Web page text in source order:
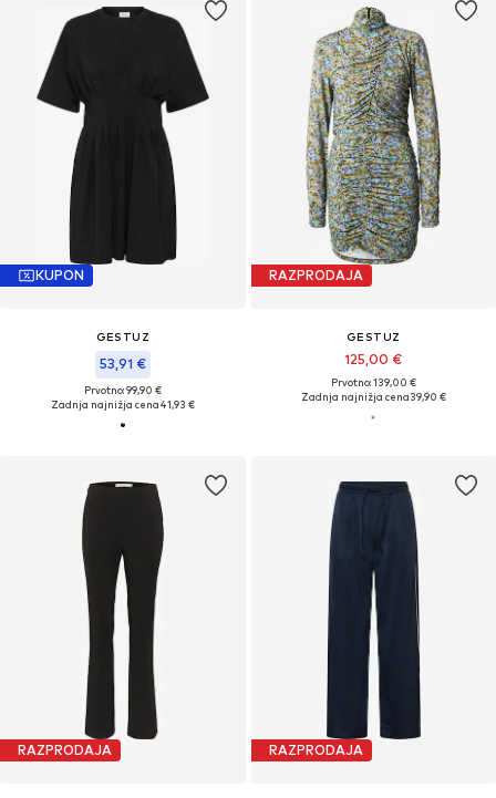
KUPON
GESTUZ
53,91 €
Prvotno: 99,90 €
Zadnja najnižja cena41,93 €
RAZPRODAJA
GESTUZ
125,00 €
Prvotno: 139,00 €
Zadnja najnižja cena39,90 €
RAZPRODAJA RAZPRODAJA